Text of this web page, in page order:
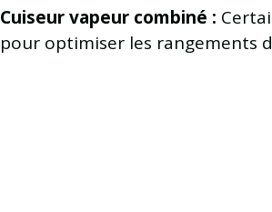
Cuiseur vapeur combiné :
pour optimiser les rangements